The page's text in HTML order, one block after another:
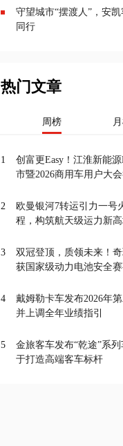
守望城市“摆渡人”，安
同行
热门文章
周榜
1
创富更Easy！江淮新能
市暨2026商用车用户大
2
欧曼银河7转运引力一号
程，构筑航天级运力新
3
双冠登顶，质领未来！
获国家级动力电池安全
4
戴姆勒卡车发布2026年
并上调全年业绩指引
5
金旅客车发布“乾途”系
于打造高端客车标杆